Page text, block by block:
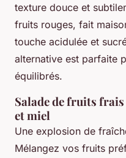
texture douce et
fruits rouges, fait
touche acidulée et
alternative est parfaite
équilibrés.
Salade de fruits
et miel
Une explosion de
Mélangez vos fruits